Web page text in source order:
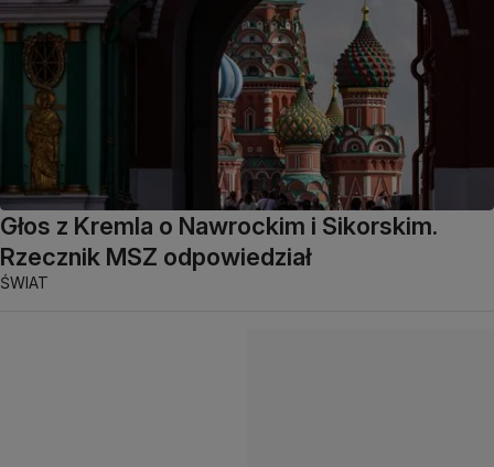
Głos z Kremla o Nawrockim i Sikorskim.
Rzecznik MSZ odpowiedział
ŚWIAT